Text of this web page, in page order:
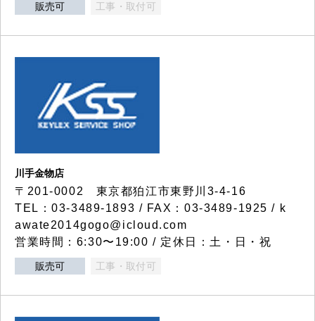
販売可 工事・取付可
川手金物店
〒201-0002 東京都狛江市東野川3-4-16
TEL：03-3489-1893 / FAX：03-3489-1925 / k
awate2014gogo@icloud.com
営業時間：6:30〜19:00 / 定休日：土・日・祝
販売可 工事・取付可